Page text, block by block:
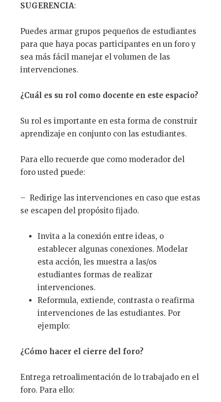
SUGERENCIA:
Puedes armar grupos pequeños de estudiantes
para que haya pocas participantes en un foro y
sea más fácil manejar el volumen de las
intervenciones.
¿Cuál es su rol como docente en este espacio?
Su rol es importante en esta forma de construir
aprendizaje en conjunto con las estudiantes.
Para ello recuerde que como moderador del
foro usted puede:
– Redirige las intervenciones en caso que estas
se escapen del propósito fijado.
Invita a la conexión entre ideas, o
establecer algunas conexiones. Modelar
esta acción, les muestra a las/os
estudiantes formas de realizar
intervenciones.
Reformula, extiende, contrasta o reafirma
intervenciones de las estudiantes. Por
ejemplo:
¿Cómo hacer el cierre del foro?
Entrega retroalimentación de lo trabajado en el
foro. Para ello: